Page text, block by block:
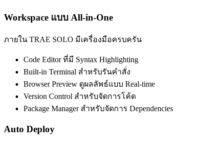
Workspace แบบ All-in-One
ภายใน TRAE SOLO มีเครื่องมือครบครัน
Code Editor ที่มี Syntax Highlighting
Built-in Terminal สำหรับรันคำสั่ง
Browser Preview ดูผลลัพธ์แบบ Real-time
Version Control สำหรับจัดการโค้ด
Package Manager สำหรับจัดการ Dependencies
Auto Deploy